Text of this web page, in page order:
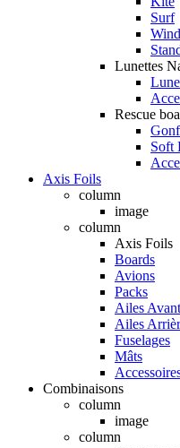
Surf
Lunettes
Rescue
Soft
Axis Foils
column
image
column
Axis Foils
Boards
Avions
Packs
Ailes Avant
Ailes
Fuselages
Mâts
Combinaisons
column
image
column